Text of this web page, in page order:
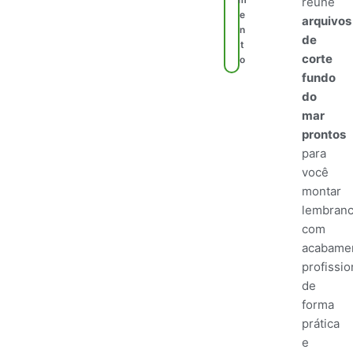
e
n
t
o
arquivos
de
corte
fundo
do
mar
prontos
para
você
montar
com
de
forma
prática
e